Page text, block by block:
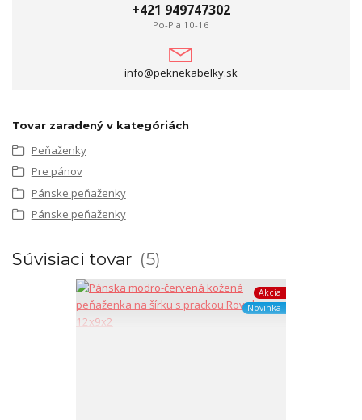
+421 949747302
Po-Pia 10-16
info@peknekabelky.sk
Tovar zaradený v kategóriách
Peňaženky
Pre pánov
Pánske peňaženky
Pánske peňaženky
Súvisiaci tovar 5
Akcia
Novinka